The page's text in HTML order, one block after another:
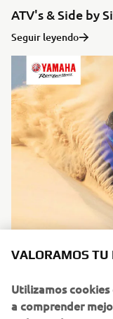
ATV's & Side by
Seguir leyendo
ATV's & Side by
Seguir leyendo
VALORAMOS TU
Utilizamos
a comprender